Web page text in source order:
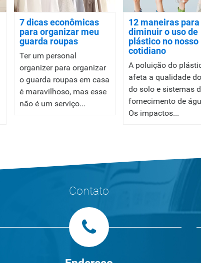
7 dicas econômicas
para organizar meu
guarda roupas
Ter um personal
organizer para organizar
o guarda roupas em casa
é maravilhoso, mas esse
não é um serviço...
12 maneiras para
diminuir o uso de
plástico no nosso
cotidiano
A poluição do
afeta a qualidade
do solo e sistemas
fornecimento de
Os impactos...
Contato